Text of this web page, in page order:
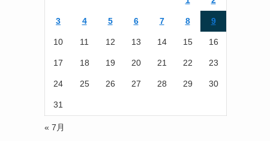
3 4 5 6 7 8 9
10 11 12 13 14 15 16
17 18 19 20 21 22 23
24 25 26 27 28 29 30
31
« 7月